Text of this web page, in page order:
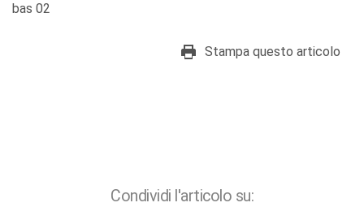
bas 02
Stampa questo articolo
Condividi l'articolo su: